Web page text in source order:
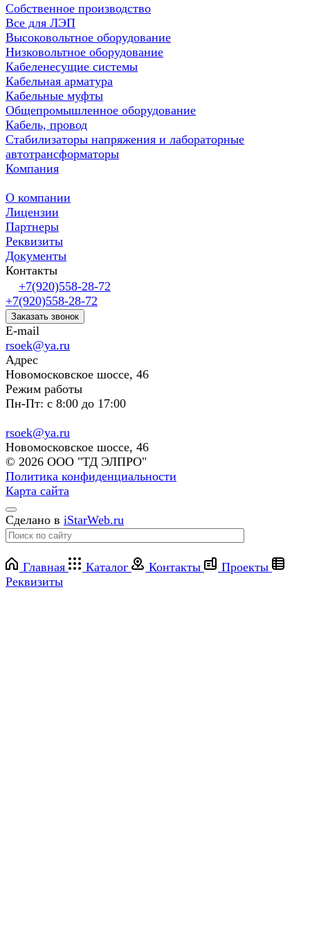
Собственное производство
Все для ЛЭП
Высоковольтное оборудование
Низковольтное оборудование
Кабеленесущие системы
Кабельная арматура
Кабельные муфты
Общепромышленное оборудование
Кабель, провод
Стабилизаторы напряжения и лабораторные
автотрансформаторы
Компания
О компании
Лицензии
Партнеры
Реквизиты
Документы
Контакты
+7(920)558-28-72
+7(920)558-28-72
Заказать звонок
E-mail
rsoek@ya.ru
Адрес
Новомосковское шоссе, 46
Режим работы
Пн-Пт: с 8:00 до 17:00
rsoek@ya.ru
Новомосковское шоссе, 46
© 2026 ООО "ТД ЭЛПРО"
Политика конфиденциальности
Карта сайта
Сделано в iStarWeb.ru
Главная Каталог Контакты
Проекты
Реквизиты